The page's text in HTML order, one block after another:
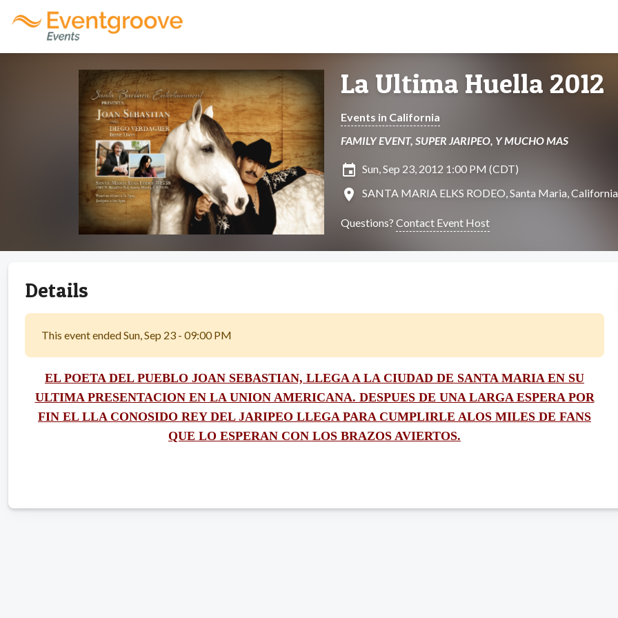
La Ultima Huella 2012
Events in California
FAMILY EVENT, SUPER JARIPEO, Y MUCHO MAS
insert_invitation Sun, Sep 23, 2012 1:00 PM (CDT)
location_on SANTA MARIA ELKS RODEO, Santa Maria, California
Questions? Contact Event Host
Details
This event ended Sun, Sep 23 - 09:00 PM
EL POETA DEL PUEBLO JOAN SEBASTIAN, LLEGA A LA CIUDAD DE SANTA MARIA EN SU
ULTIMA PRESENTACION EN LA UNION AMERICANA. DESPUES DE UNA LARGA ESPERA POR
FIN EL LLA CONOSIDO REY DEL JARIPEO LLEGA PARA CUMPLIRLE ALOS MILES DE FANS
QUE LO ESPERAN CON LOS BRAZOS AVIERTOS.